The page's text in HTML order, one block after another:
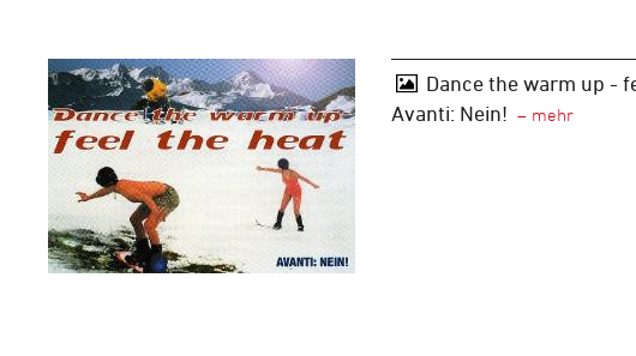
Dance the warm up -
Avanti: Nein!